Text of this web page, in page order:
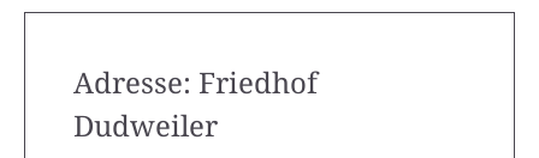
Adresse: Friedhof
Dudweiler